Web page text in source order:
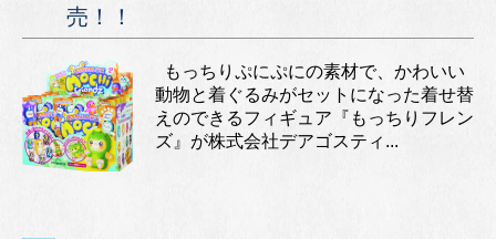
売！！
もっちりぷにぷにの素材で、かわいい
動物と着ぐるみがセットになった着せ替
えのできるフィギュア『もっちりフレン
ズ』が株式会社デアゴスティ...